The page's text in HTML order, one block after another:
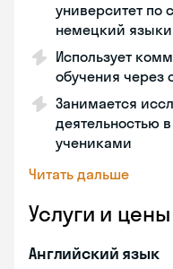
университет по
немецкий языки
Использует
обучения через
Занимается
деятельностью
учениками
Читать дальше
Услуги и цены
Английский язык